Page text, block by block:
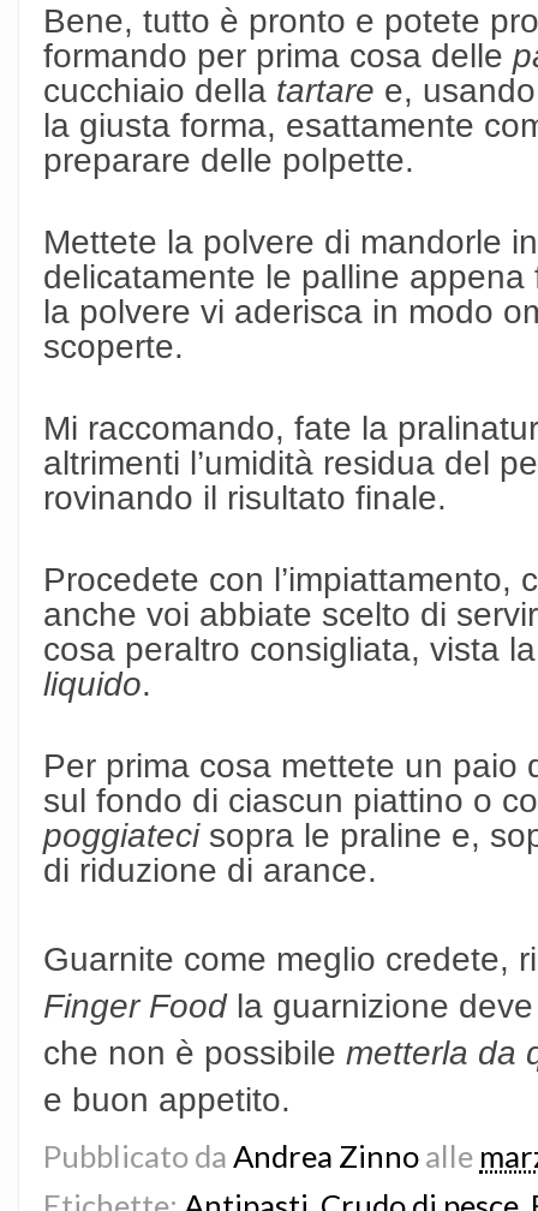
Bene, tutto è pronto e potete
formando per prima cosa delle
cucchiaio della tartare e,
la giusta forma, esattamente
preparare delle polpette.
Mettete la polvere di mandorle
delicatamente le palline
la polvere vi aderisca in modo
scoperte.
Mi raccomando, fate la
altrimenti l’umidità residua del
rovinando il risultato finale.
Procedete con l’impiattamento,
anche voi abbiate scelto di
cosa peraltro consigliata, vista
liquido.
Per prima cosa mettete un paio
sul fondo di ciascun piattino o
poggiatecisopra le praline e,
di riduzione di arance.
Guarnite come meglio credete,
Finger Foodla guarnizione
che non è possibile metterla da
e buon appetito.
Pubblicato da Andrea Zinno alle